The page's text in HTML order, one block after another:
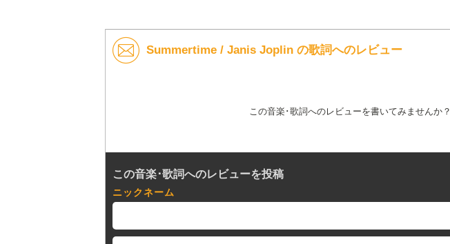
Summertime / Janis Joplin の歌詞へのレビュー
この音楽･歌詞へのレビューを書いてみませんか？
この音楽･歌詞へのレビューを投稿
ニックネーム